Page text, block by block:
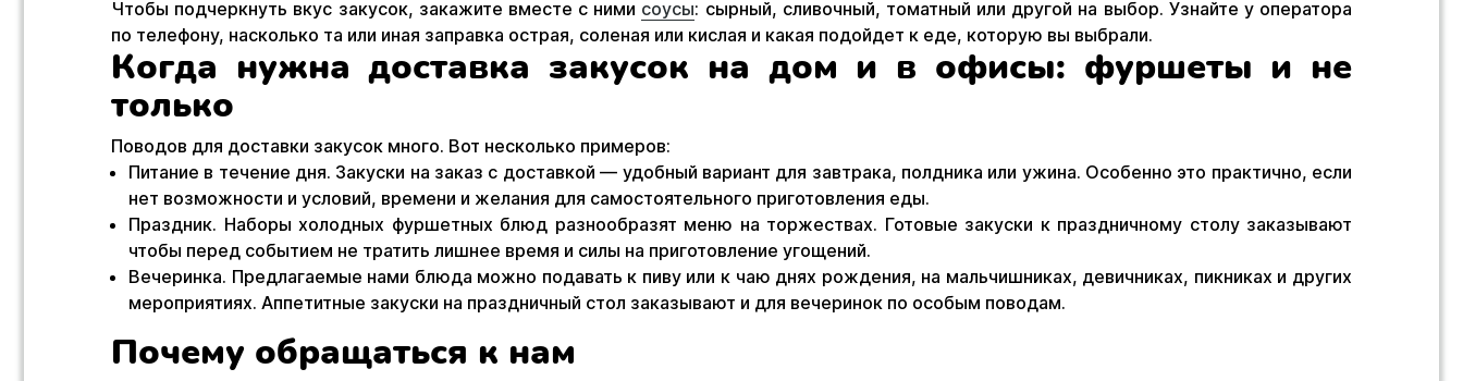
Чтобы подчеркнуть вкус закусок, закажите вместе с ними соусы: сырный, сливочный, томатный или другой на выбор. Узнайте у оператора
по телефону, насколько та или иная заправка острая, соленая или кислая и какая подойдет к еде, которую вы выбрали.
Когда нужна доставка закусок на дом и в офисы: фуршеты и не
только
Поводов для доставки закусок много. Вот несколько примеров:
Питание в течение дня. Закуски на заказ с доставкой — удобный вариант для завтрака, полдника или ужина. Особенно это практично, если
нет возможности и условий, времени и желания для самостоятельного приготовления еды.
Праздник. Наборы холодных фуршетных блюд разнообразят меню на торжествах. Готовые закуски к праздничному столу заказывают
чтобы перед событием не тратить лишнее время и силы на приготовление угощений.
Вечеринка. Предлагаемые нами блюда можно подавать к пиву или к чаю днях рождения, на мальчишниках, девичниках, пикниках и других
мероприятиях. Аппетитные закуски на праздничный стол заказывают и для вечеринок по особым поводам.
Почему обращаться к нам